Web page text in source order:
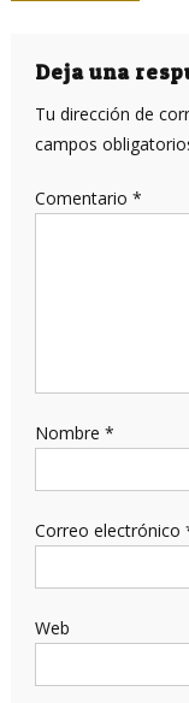
entradas
Deja una
Tu dirección de
campos
Comentario *
Nombre *
Correo electrónico
Web